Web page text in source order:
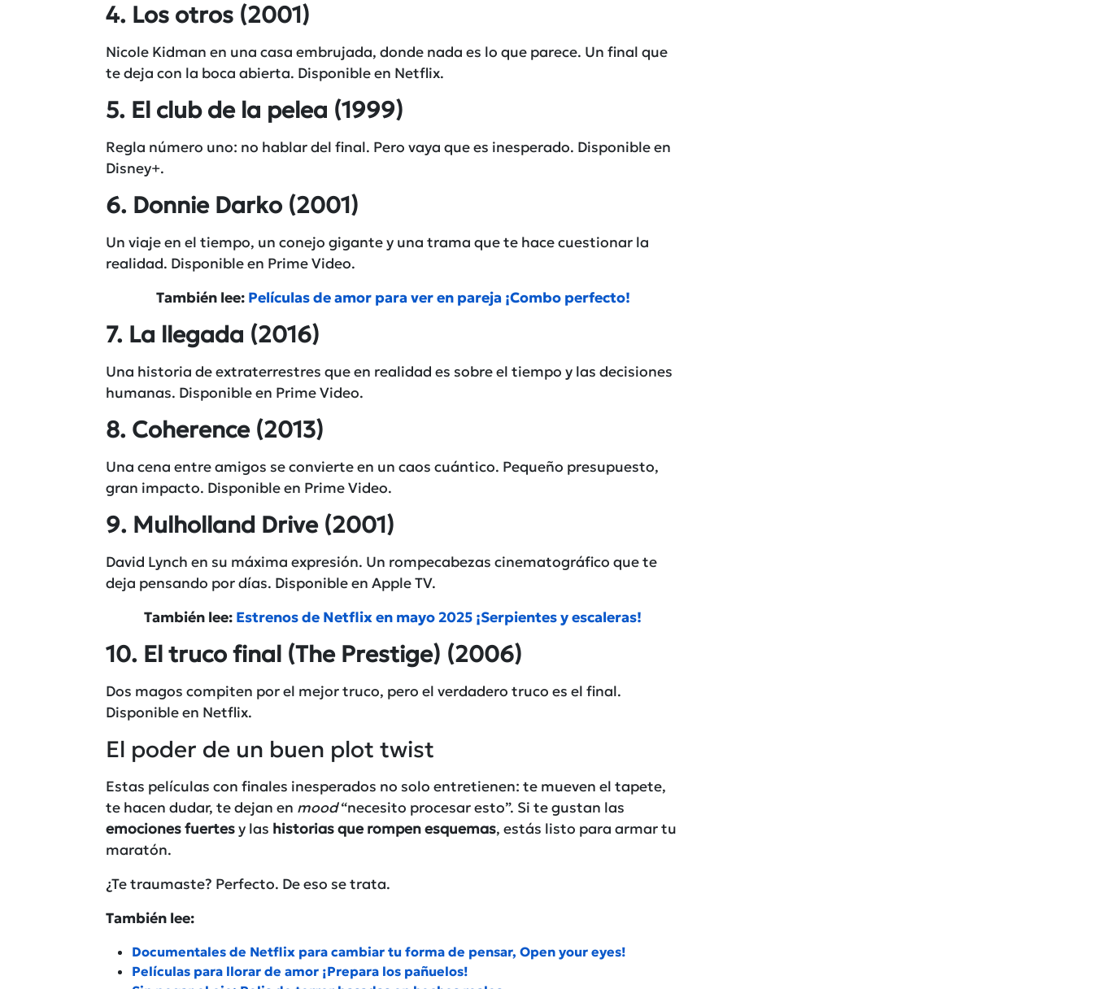
4. Los otros (2001)
Nicole Kidman en una casa embrujada, donde nada es lo que parece. Un final que
te deja con la boca abierta. Disponible en Netflix.
5. El club de la pelea (1999)
Regla número uno: no hablar del final. Pero vaya que es inesperado. Disponible en
Disney+.
6. Donnie Darko (2001)
Un viaje en el tiempo, un conejo gigante y una trama que te hace cuestionar la
realidad. Disponible en Prime Video.
También lee: Películas de amor para ver en pareja ¡Combo perfecto!
7. La llegada (2016)
Una historia de extraterrestres que en realidad es sobre el tiempo y las decisiones
humanas. Disponible en Prime Video.
8. Coherence(2013)
Una cena entre amigos se convierte en un caos cuántico. Pequeño presupuesto,
gran impacto. Disponible en Prime Video.
9. Mulholland Drive(2001)
David Lynch en su máxima expresión. Un rompecabezas cinematográfico que te
deja pensando por días. Disponible en Apple TV.
También lee: Estrenos de Netflix en mayo 2025 ¡Serpientes y escaleras!
10. El truco final (The Prestige) (2006)
Dos magos compiten por el mejor truco, pero el verdadero truco es el final.
Disponible en Netflix.
El poder de un buen plot twist
Estas películas con finales inesperados no solo entretienen: te mueven el tapete,
te hacen dudar, te dejan en mood“necesito procesar esto”. Si te gustan las
emociones fuertesy las historias que rompen esquemas, estás listo para armar tu
maratón.
¿Te traumaste? Perfecto. De eso se trata.
También lee:
Documentales de Netflix para cambiar tu forma de pensar, Open your eyes!
Películas para llorar de amor ¡Prepara los pañuelos!